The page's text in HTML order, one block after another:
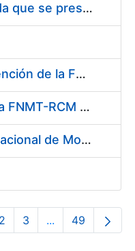
Servicios de una empresa externa para el asesoramiento y resolución de los recursos de alzada que se presentan relacionados con procesos de selección para la FNMT-RCM
Servicio de Calibración y Verificación Externa de los Equipos de Medición del Servicio de Prevención de la FNMT-RCM
Conexión mediante Fibra Óptica de los Centros de Proceso de Datos (CPDs) de las sedes de la FNMT-RCM de Burgos y Madrid
Contratación de acuerdo marco para el Suministro de Material de Electricidad para la Fábrica Nacional de Moneda y Timbre-Real Casa de la Moneda en su centro de trabajo de Burgos
Page
2 Page
3 ...Intermediate
Page
49